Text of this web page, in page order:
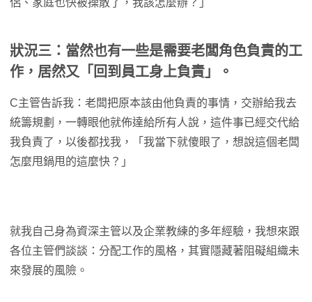
侶、家庭也快被操散了，我該怎麼辦？」
狀況三：當然也有一些是需要老闆角色負責的工
作，居然又「回到員工身上負責」。
C主管告訴我：老闆把原本該由他負責的事情，交辦給我去
統籌規劃，一轉眼他就佈達給所有人說，這件事已經交代給
我負責了，以後都找我，「我當下就傻眼了，想說這個老闆
怎麼甩鍋甩的這麼快？」
就我自己身為資深主管以及企業教練的多年經驗，我想來跟
各位主管們談談：分配工作的風格，其實隱藏著阻礙組織未
來發展的風險。